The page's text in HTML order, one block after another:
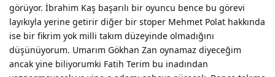
görüyor. İbrahim Kaş başarılı bir oyuncu bence bu görevi
layıkıyla yerine getirir diğer bir stoper Mehmet Polat hakkında
ise bir fikrim yok milli takım düzeyinde olmadığını
düşünüyorum. Umarım Gökhan Zan oynamaz diyeceğim
ancak yine biliyorumki Fatih Terim bu inadından